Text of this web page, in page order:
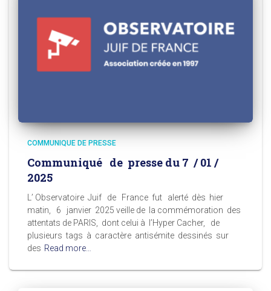
COMMUNIQUE DE PRESSE
Communiqué de presse du 7 / 01 /
2025
L’ Observatoire Juif de France fut alerté dès hier
matin, 6 janvier 2025 veille de la commémoration des
attentats de PARIS, dont celui à l’Hyper Cacher, de
plusieurs tags à caractère antisémite dessinés sur
des Read more…